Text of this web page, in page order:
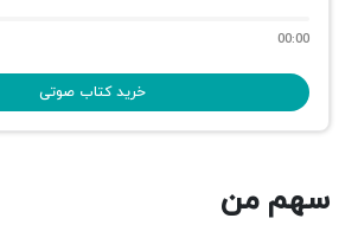
00:00
خرید کتاب صوتی
سهم من